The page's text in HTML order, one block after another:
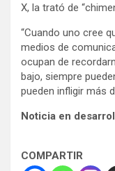
X, la trató de
“Cuando uno cree
medios de
ocupan de
bajo, siempre
pueden infligir más
Noticia en
COMPARTIR